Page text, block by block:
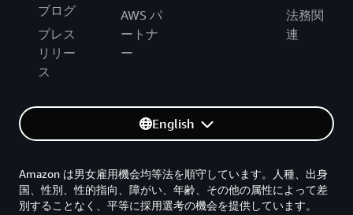
ブログ
プレス
リリー
ス
AWS パ
ートナ
ー
法務関
連
English
Amazon は男女雇用機会均等法を順守しています。人種、出身
国、性別、性的指向、障がい、年齢、その他の属性によって差
別することなく、平等に採用選考の機会を提供しています。